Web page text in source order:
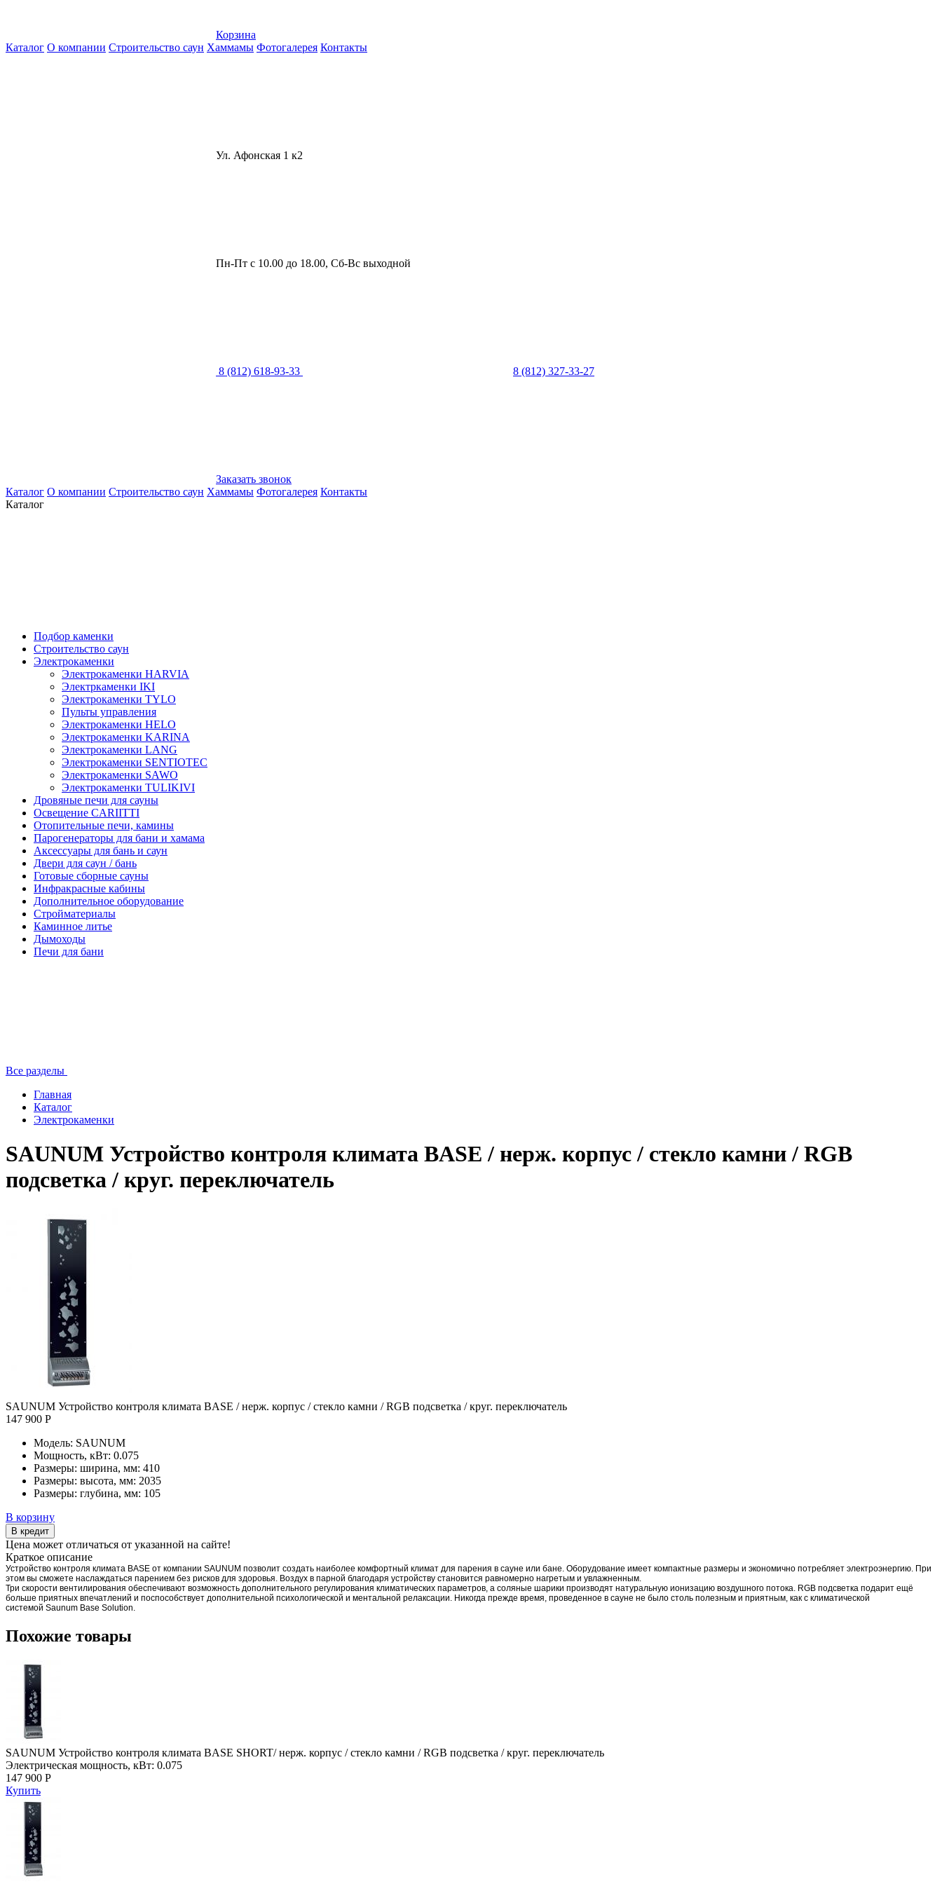
Корзина
Каталог О компании Строительство саун Хаммамы Фотогалерея Контакты
Ул. Афонская 1 к2
Пн-Пт с 10.00 до 18.00, Сб-Вс выходной
8 (812) 618-93-33 8 (812) 327-33-27
Заказать звонок
Каталог О компании Строительство саун Хаммамы Фотогалерея Контакты
Каталог
Подбор каменки
Строительство саун
Электрокаменки
Электрокаменки HARVIA
Электркаменки IKI
Электрокаменки TYLO
Пульты управления
Электрокаменки HELO
Электрокаменки KARINA
Электрокаменки LANG
Электрокаменки SENTIOTEC
Электрокаменки SAWO
Электрокаменки TULIKIVI
Дровяные печи для сауны
Освещение CARIITTI
Отопительные печи, камины
Парогенераторы для бани и хамама
Аксессуары для бань и саун
Двери для саун / бань
Готовые сборные сауны
Инфракрасные кабины
Дополнительное оборудование
Стройматериалы
Каминное литье
Дымоходы
Печи для бани
Все разделы
Главная
Каталог
Электрокаменки
SAUNUM Устройство контроля климата BASE / нерж. корпус / стекло камни / RGB
подсветка / круг. переключатель
SAUNUM Устройство контроля климата BASE / нерж. корпус / стекло камни / RGB подсветка / круг. переключатель
147 900 Р
Модель: SAUNUM
Мощность, кВт: 0.075
Размеры: ширина, мм: 410
Размеры: высота, мм: 2035
Размеры: глубина, мм: 105
В корзину
В кредит
Цена может отличаться от указанной на сайте!
Краткое описание
Устройство контроля климата BASE от компании SAUNUM позволит создать наиболее комфортный климат для парения в сауне или бане. Оборудование имеет компактные размеры и экономично потребляет электроэнергию. При
этом вы сможете наслаждаться парением без рисков для здоровья. Воздух в парной благодаря устройству становится равномерно нагретым и увлажненным.
Три скорости вентилирования обеспечивают возможность дополнительного регулирования климатических параметров, а соляные шарики производят натуральную ионизацию воздушного потока. RGB подсветка подарит ещё
больше приятных впечатлений и поспособствует дополнительной психологической и ментальной релаксации. Никогда прежде время, проведенное в сауне не было столь полезным и приятным, как с климатической
системой Saunum Base Solution.
Похожие товары
SAUNUM Устройство контроля климата BASE SHORT/ нерж. корпус / стекло камни / RGB подсветка / круг. переключатель
Электрическая мощность, кВт: 0.075
147 900 Р
Купить